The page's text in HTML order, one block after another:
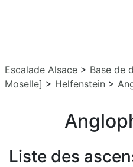
Escalade Alsace > Base de
Moselle] > Helfenstein >
Liste des